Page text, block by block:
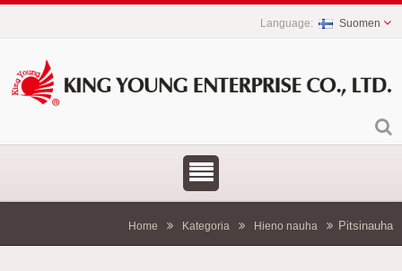
Suomen
Home Kategoria Hieno nauha Pitsinauha